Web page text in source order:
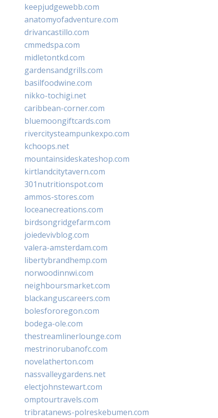
keepjudgewebb.com
anatomyofadventure.com
drivancastillo.com
cmmedspa.com
midletontkd.com
gardensandgrills.com
basilfoodwine.com
nikko-tochigi.net
caribbean-corner.com
bluemoongiftcards.com
rivercitysteampunkexpo.com
kchoops.net
mountainsideskateshop.com
kirtlandcitytavern.com
301nutritionspot.com
ammos-stores.com
loceanecreations.com
birdsongridgefarm.com
joiedevivblog.com
valera-amsterdam.com
libertybrandhemp.com
norwoodinnwi.com
neighboursmarket.com
blackanguscareers.com
bolesfororegon.com
bodega-ole.com
thestreamlinerlounge.com
mestrinorubanofc.com
novelatherton.com
nassvalleygardens.net
electjohnstewart.com
omptourtravels.com
tribratanews-polreskebumen.com